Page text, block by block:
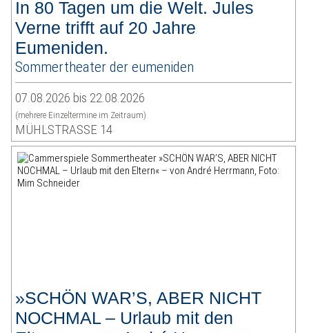
In 80 Tagen um die Welt. Jules
Verne trifft auf 20 Jahre
Eumeniden.
Sommertheater der eumeniden
07.08.2026 bis 22.08.2026
(mehrere Einzeltermine im Zeitraum)
MÜHLSTRASSE 14
»SCHÖN WAR’S, ABER NICHT
NOCHMAL – Urlaub mit den